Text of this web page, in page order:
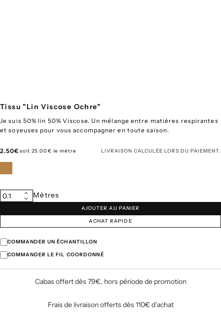
Tissu "Lin Viscose Ochre"
Je suis 50% lin 50% Viscose. Un mélange entre matières respirantes
et soyeuses pour vous accompagner en toute saison.
Prix
2.50€ soit 25.00€ le mètre LIVRAISON CALCULÉE LORS DU PAIEMENT.
Quantité
Diminuer
quantité
&quot;Lin
Viscose
Ochre&quot;
0.1
Augmenter
la
Tissu
Viscose
Mètres
AJOUTER AU PANIER
ACHAT RAPIDE
COMMANDER UN ÉCHANTILLON
COMMANDER LE FIL COORDONNÉ
Cabas offert dès 79€, hors période de promotion
Frais de livraison offerts dès 110€ d’achat